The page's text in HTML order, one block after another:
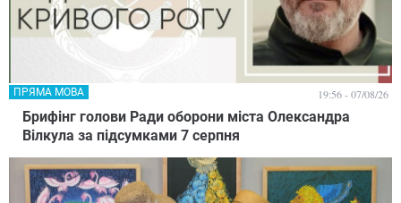
Брифінг голови Ради оборони міста Олександра
Вілкула за підсумками 7 серпня
ПРЯМА МОВА 19:56 - 07/08/26